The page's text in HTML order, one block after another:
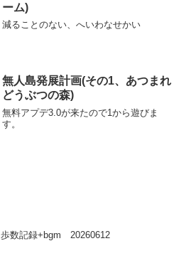
ーム)
減ることのない、へいわなせかい
無人島発展計画(その1、あつまれ
どうぶつの森)
無料アプデ3.0が来たので1から遊びま
す。
歩数記録+bgm 20260612